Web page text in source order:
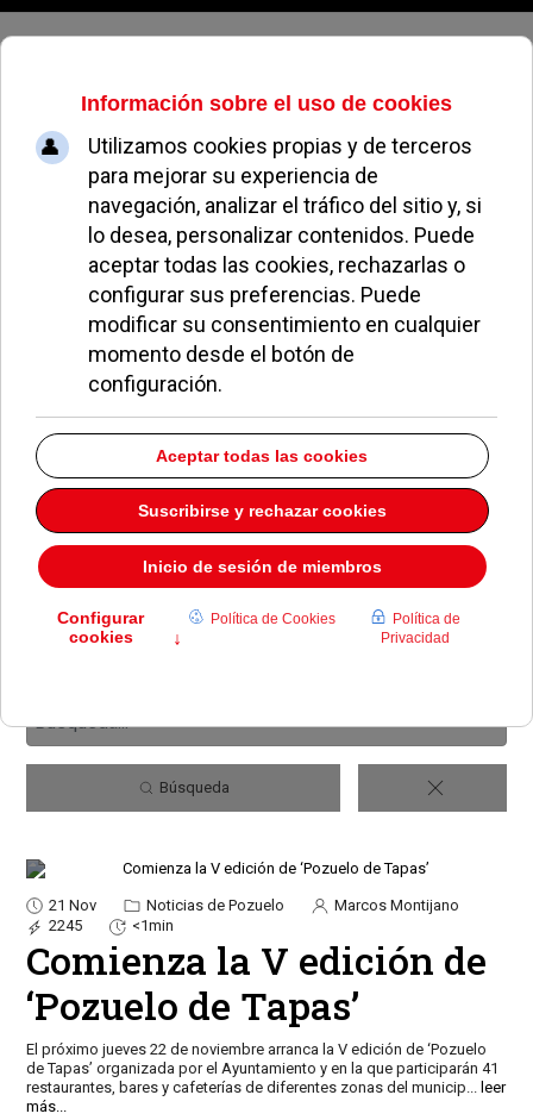
Sábado, 08 de agosto de 2026
Archivo Mensual
volver a archivo mensual
Noviembre 2012
Welcome to our Archives page. On this page you will find totaly
our articles broken down into Months and Years.
Búsqueda
21 Nov Noticias de Pozuelo
Marcos Montijano
2245
<1min
Comienza la V edición de
‘Pozuelo de Tapas’
El próximo jueves 22 de noviembre arranca la V edición de ‘Pozuelo
de Tapas’ organizada por el Ayuntamiento y en la que participarán 41
restaurantes, bares y cafeterías de diferentes zonas del municip
leer
más...